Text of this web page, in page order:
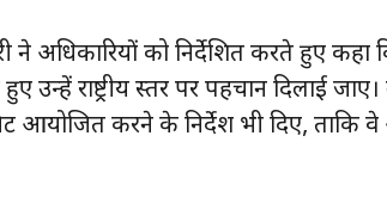
ने अधिकारियों को निर्देशित करते हुए
उन्हें राष्ट्रीय स्तर पर पहचान दिलाई
आयोजित करने के निर्देश भी दिए, ताकि